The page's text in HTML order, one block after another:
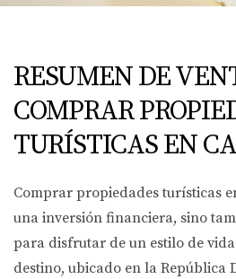
RESUMEN DE
COMPRAR
TURÍSTICAS EN
Comprar propiedades turísticas
una inversión financiera, sino
para disfrutar de un estilo de
destino, ubicado en la República